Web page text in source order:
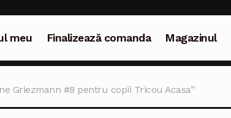
meu Finalizează comanda Magazinul
Griezmann #8 pentru copii Tricou Acasa”